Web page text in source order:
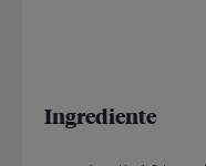
Ingrediente